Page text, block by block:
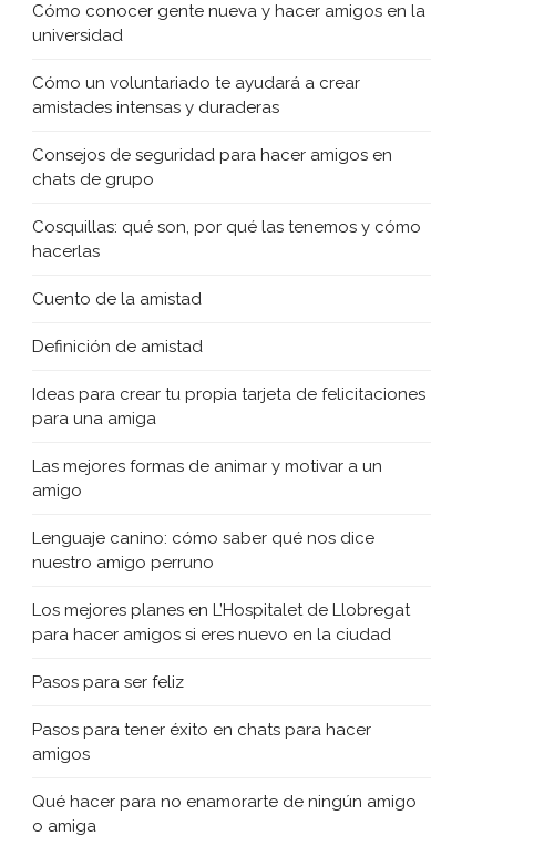
Cómo conocer gente nueva y hacer amigos en la
universidad
Cómo un voluntariado te ayudará a crear
amistades intensas y duraderas
Consejos de seguridad para hacer amigos en
chats de grupo
Cosquillas: qué son, por qué las tenemos y cómo
hacerlas
Cuento de la amistad
Definición de amistad
Ideas para crear tu propia tarjeta de felicitaciones
para una amiga
Las mejores formas de animar y motivar a un
amigo
Lenguaje canino: cómo saber qué nos dice
nuestro amigo perruno
Los mejores planes en L’Hospitalet de Llobregat
para hacer amigos si eres nuevo en la ciudad
Pasos para ser feliz
Pasos para tener éxito en chats para hacer
amigos
Qué hacer para no enamorarte de ningún amigo
o amiga